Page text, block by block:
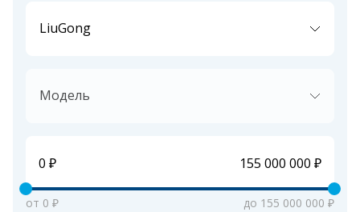
LiuGong
Модель
от 0 ₽ до 155 000 000 ₽